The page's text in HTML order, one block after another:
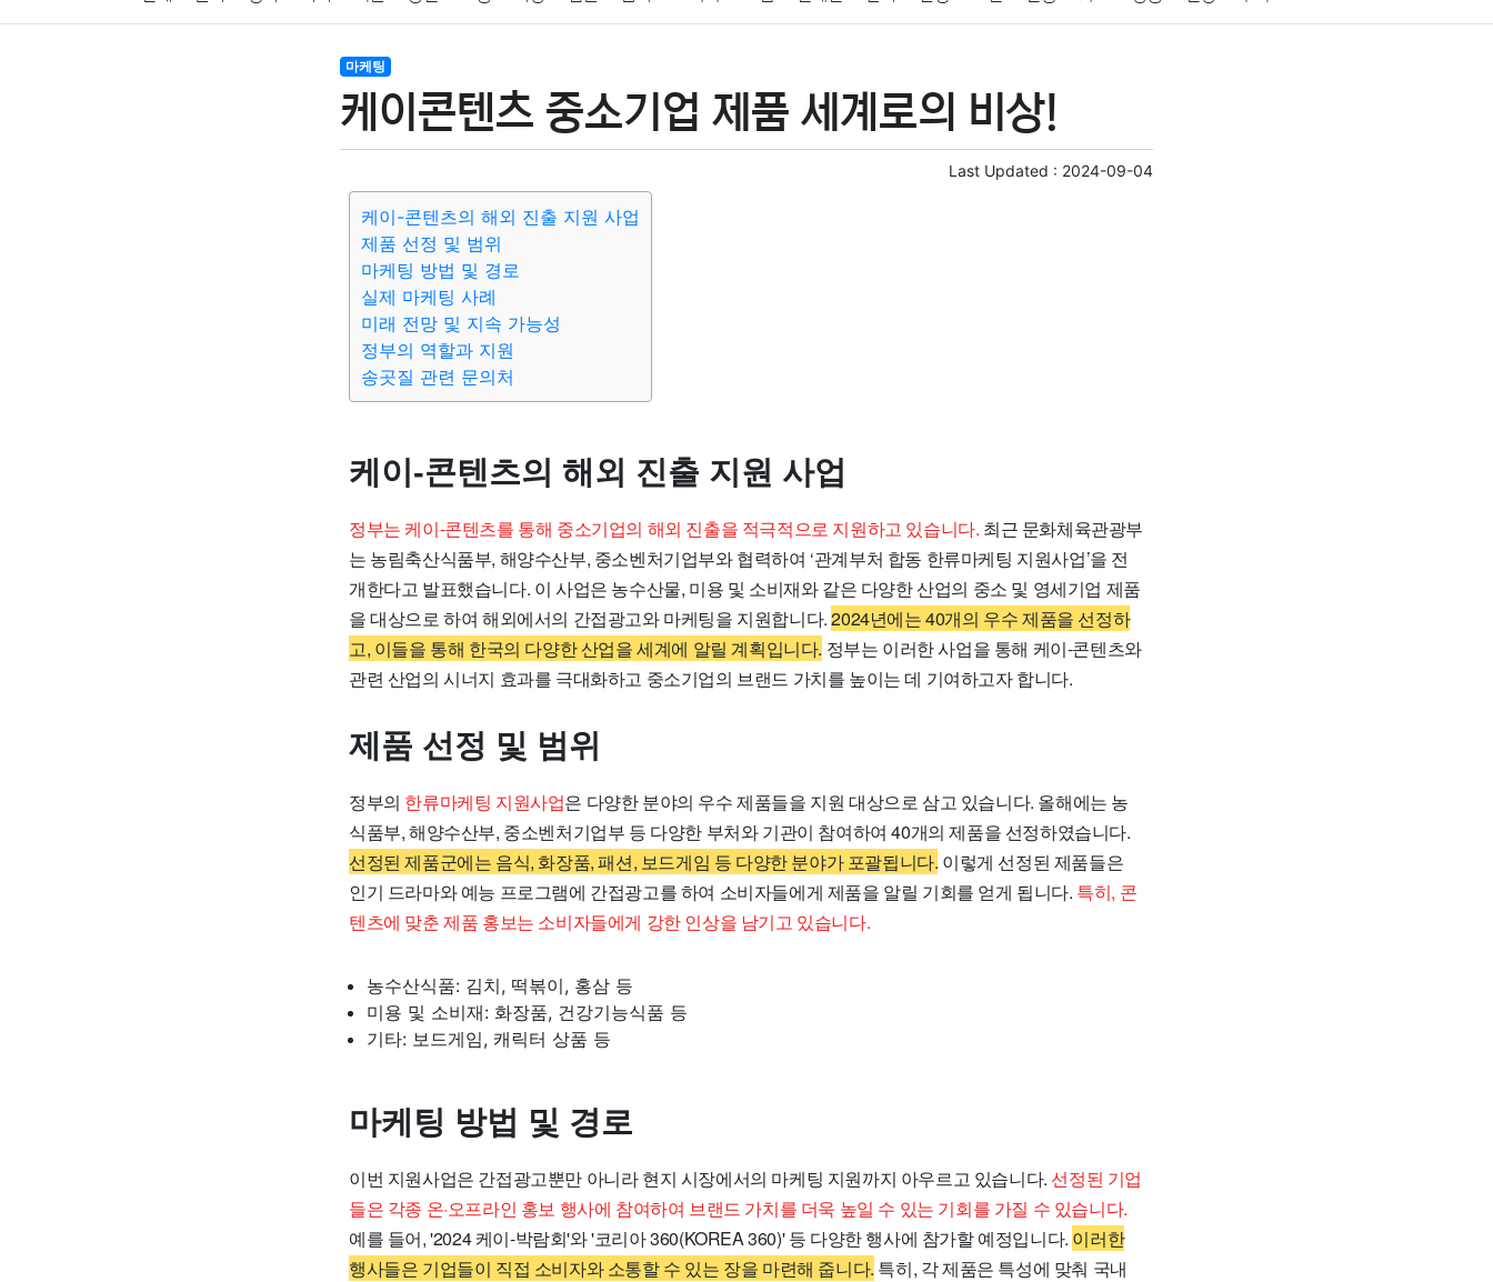
결혼 육아
기술 종교 사회 정치 건강 의료 의학 경제 마케팅 부동산 외국어 교육 교통
마케팅
케이콘텐츠 중소기업 제품 세계로의 비상!
Last Updated : 2024-09-04
케이-콘텐츠의 해외 진출 지원 사업
제품 선정 및 범위
마케팅 방법 및 경로
실제 마케팅 사례
미래 전망 및 지속 가능성
정부의 역할과 지원
송곳질 관련 문의처
케이-콘텐츠의 해외 진출 지원 사업
정부는 케이-콘텐츠를 통해 중소기업의 해외 진출을 적극적으로 지원하고 있습니다. 최근 문화체육관광부
는 농림축산식품부, 해양수산부, 중소벤처기업부와 협력하여 ‘관계부처 합동 한류마케팅 지원사업’을 전
개한다고 발표했습니다. 이 사업은 농수산물, 미용 및 소비재와 같은 다양한 산업의 중소 및 영세기업 제품
을 대상으로 하여 해외에서의 간접광고와 마케팅을 지원합니다.2024년에는 40개의 우수 제품을 선정하
고, 이들을 통해 한국의 다양한 산업을 세계에 알릴 계획입니다. 정부는 이러한 사업을 통해 케이-콘텐츠와
관련 산업의 시너지 효과를 극대화하고 중소기업의 브랜드 가치를 높이는 데 기여하고자 합니다.
제품 선정 및 범위
정부의 한류마케팅 지원사업은 다양한 분야의 우수 제품들을 지원 대상으로 삼고 있습니다. 올해에는 농
식품부, 해양수산부, 중소벤처기업부 등 다양한 부처와 기관이 참여하여 40개의 제품을 선정하였습니다.
선정된 제품군에는 음식, 화장품, 패션, 보드게임 등 다양한 분야가 포괄됩니다. 이렇게 선정된 제품들은
인기 드라마와 예능 프로그램에 간접광고를 하여 소비자들에게 제품을 알릴 기회를 얻게 됩니다. 특히, 콘
텐츠에 맞춘 제품 홍보는 소비자들에게 강한 인상을 남기고 있습니다.
농수산식품: 김치, 떡볶이, 홍삼 등
미용 및 소비재: 화장품, 건강기능식품 등
기타: 보드게임, 캐릭터 상품 등
마케팅 방법 및 경로
이번 지원사업은 간접광고뿐만 아니라 현지 시장에서의 마케팅 지원까지 아우르고 있습니다. 선정된 기업
들은 각종 온·오프라인 홍보 행사에 참여하여 브랜드 가치를 더욱 높일 수 있는 기회를 가질 수 있습니다.
예를 들어, '2024 케이-박람회'와 '코리아 360(KOREA 360)' 등 다양한 행사에 참가할 예정입니다. 이러한
행사들은 기업들이 직접 소비자와 소통할 수 있는 장을 마련해 줍니다. 특히, 각 제품은 특성에 맞춰 국내